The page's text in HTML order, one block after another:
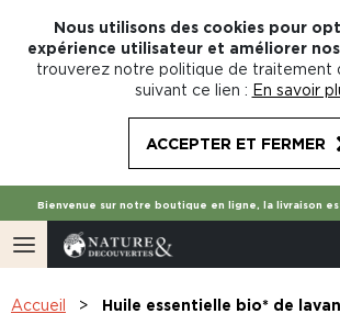
Nous utilisons des cookies pour
expérience utilisateur et améliorer
trouverez notre politique de traitement
suivant ce lien : En savoir
ACCEPTER ET FERMER
Bienvenue sur notre boutique en ligne, la livraison
Accueil Huile essentielle bio* de